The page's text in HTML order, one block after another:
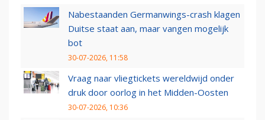
Nabestaanden Germanwings-crash klagen
Duitse staat aan, maar vangen mogelijk
bot
30-07-2026, 11:58
Vraag naar vliegtickets wereldwijd onder
druk door oorlog in het Midden-Oosten
30-07-2026, 10:36